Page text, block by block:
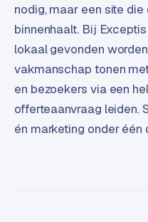
u
i
t
b
e
s
t
e
nodig, maar een site
binnenhaalt. Bij
lokaal gevonden
vakmanschap tonen
en bezoekers via een
offerteaanvraag leiden.
én marketing onder één